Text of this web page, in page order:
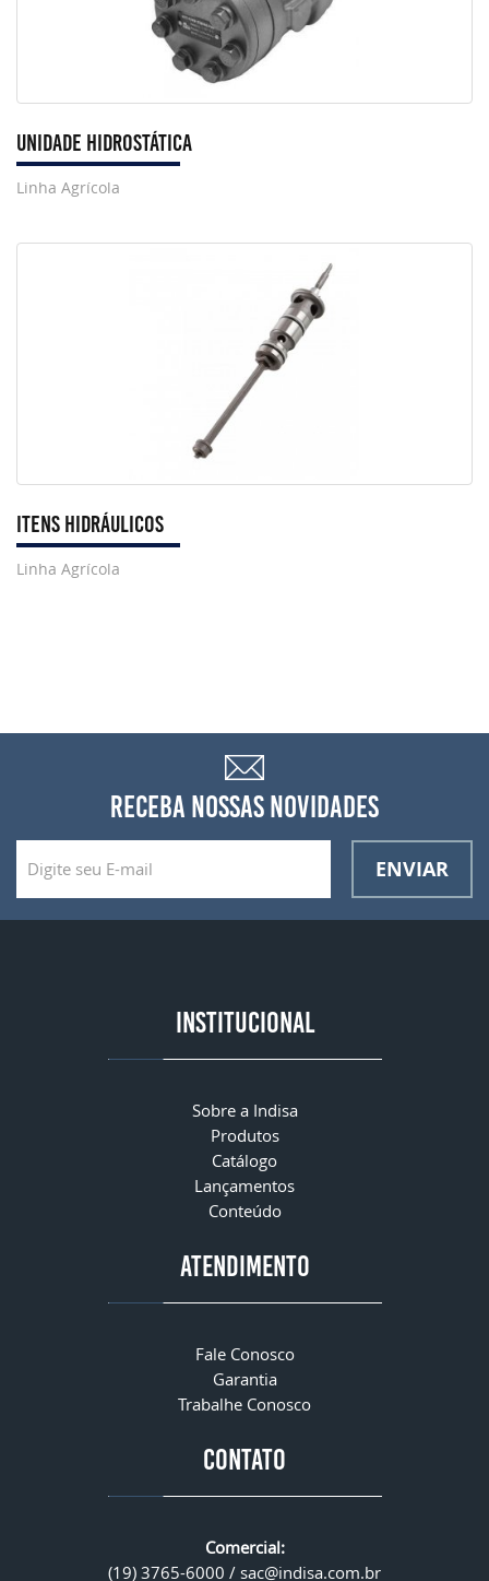
Unidade Hidrostática
Linha Agrícola
Itens Hidráulicos
Linha Agrícola
RECEBA NOSSAS NOVIDADES
ENVIAR
INSTITUCIONAL
Sobre a Indisa
Produtos
Catálogo
Lançamentos
Conteúdo
ATENDIMENTO
Fale Conosco
Garantia
Trabalhe Conosco
CONTATO
Comercial:
(19) 3765-6000 / sac@indisa.com.br